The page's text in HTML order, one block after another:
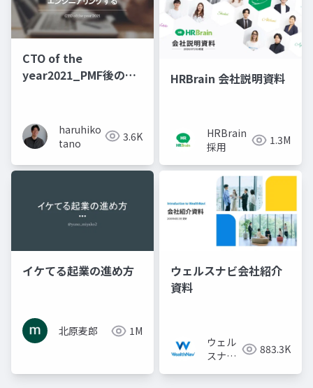
CTO of the
year2021_PMF後の危
haruhiko
tano
3.6K
HRBrain 会社説明資料
HRBrain
採用
1.3M
イケてる起業の進め方
北原麦郎 1M
ウェルスナビ会社紹介
資料
ウェル
スナビ
883.3K